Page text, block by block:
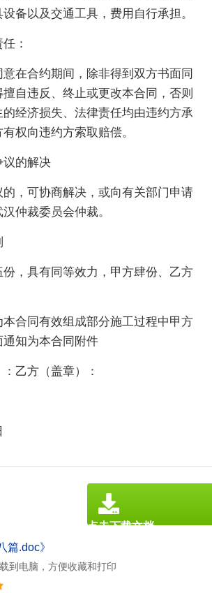
备以及交通工具，费用自行承担。
：
在合约期间，除非得到双方书面同
自违反、终止或更改本合同，否则
经济损失、法律责任均由违约方承
权向违约方索取赔偿。
议的解决
，可协商解决，或向有关部门申请
仲裁委员会仲裁。
，具有同等效力，甲方肆份、乙方
合同有效组成部分施工过程中甲方
知为本合同附件
乙方（盖章）：
篇.doc》
到电脑，方便收藏和打印
点击下载文档